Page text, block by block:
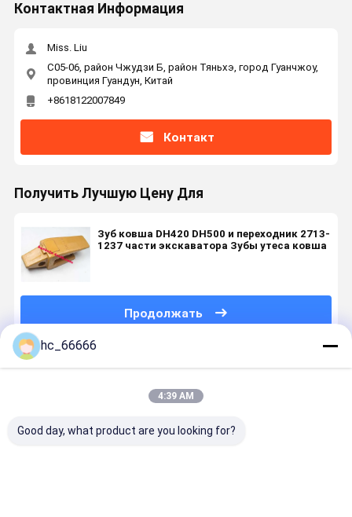
Контактная Информация
Miss. Liu
C05-06, район Чжудзи Б, район Тяньхэ, город Гуанчжоу,
провинция Гуандун, Китай
+8618122007849
Контакт
Получить Лучшую Цену Для
Зуб ковша DH420 DH500 и переходник 2713-
1237 части экскаватора Зубы утеса ковша
Продолжать
Порекомендованные Продукты
hc_66666
4:39 AM
Good day, what product are you looking for?